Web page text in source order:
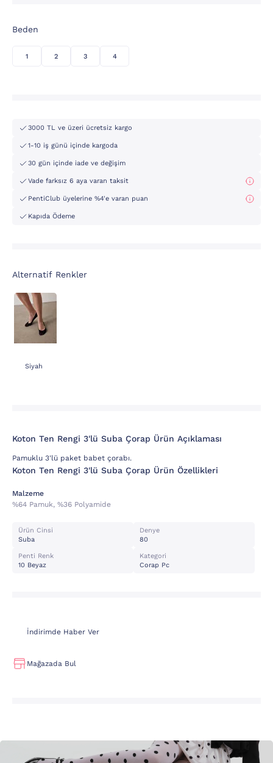
Beden
1 2 3 4
3000 TL ve üzeri ücretsiz kargo
1-10 iş günü içinde kargoda
30 gün içinde iade ve değişim
Vade farksız 6 aya varan taksit
PentiClub üyelerine %4'e varan puan
Kapıda Ödeme
Alternatif Renkler
Siyah
Koton Ten Rengi 3'lü Suba Çorap Ürün Açıklaması
Pamuklu 3'lü paket babet çorabı.
Koton Ten Rengi 3'lü Suba Çorap Ürün Özellikleri
Malzeme
%64 Pamuk, %36 Polyamide
Ürün Cinsi
Suba
Denye
80
Penti Renk
10 Beyaz
Kategori
Corap Pc
İndirimde Haber Ver
Mağazada Bul